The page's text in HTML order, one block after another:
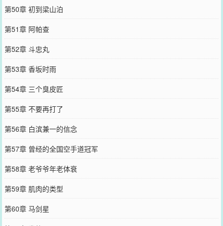
第50章 初到梁山泊
第51章 阿帕查
第52章 斗忠丸
第53章 香坂时雨
第54章 三个臭皮匠
第55章 不要再打了
第56章 白滨兼一的信念
第57章 曾经的全国空手道冠军
第58章 老爷爷年老体衰
第59章 肌肉的类型
第60章 马剑星